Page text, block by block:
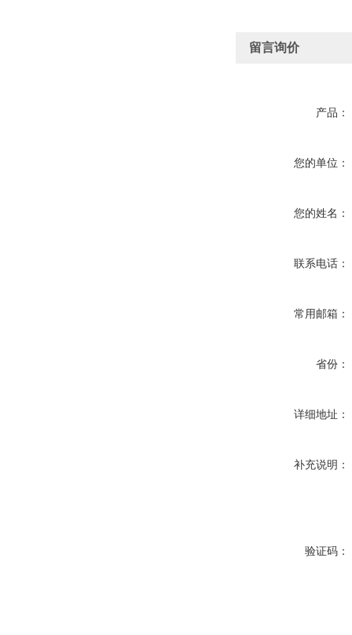
留言询价
产品：
您的单位：
您的姓名：
联系电话：
常用邮箱：
省份：
详细地址：
补充说明：
验证码：